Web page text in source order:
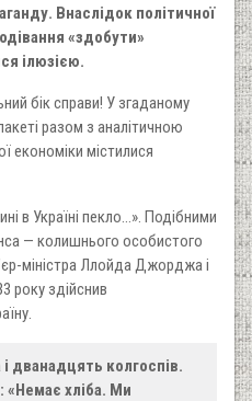
Внаслідок політичної
«здобути»
ілюзією.
бік справи! У згаданому
разом з аналітичною
економіки містилися
в Україні пекло…». Подібними
— колишнього особистого
міністра Ллойда Джорджа і
року здійснив
дванадцять колгоспів.
хліба. Ми